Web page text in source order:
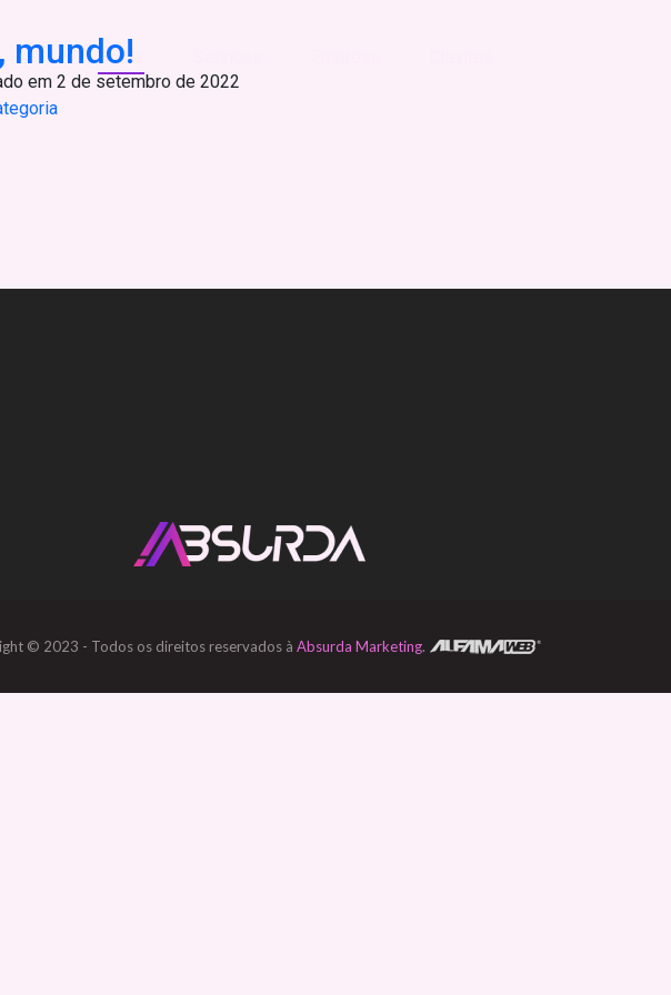
Home
mundo!
em 2 de setembro de 2022
© 2023 - Todos os direitos reservados à Absurda Marketing.